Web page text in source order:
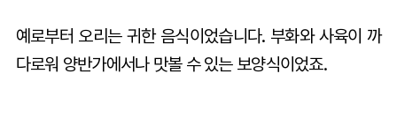
예로부터 오리는 귀한 음식이었습니다. 부화와 사육이 까
다로워 양반가에서나 맛볼 수 있는 보양식이었죠.